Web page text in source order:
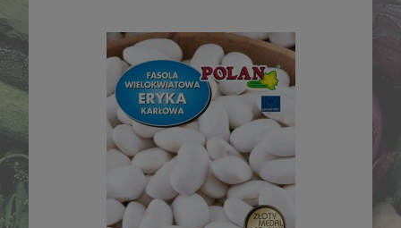
Pomidor pod osłony
Solanum lycopersicum L.
Pink Sun - mieszaniec
21,09 zł
Papryka - słodka Tongua -